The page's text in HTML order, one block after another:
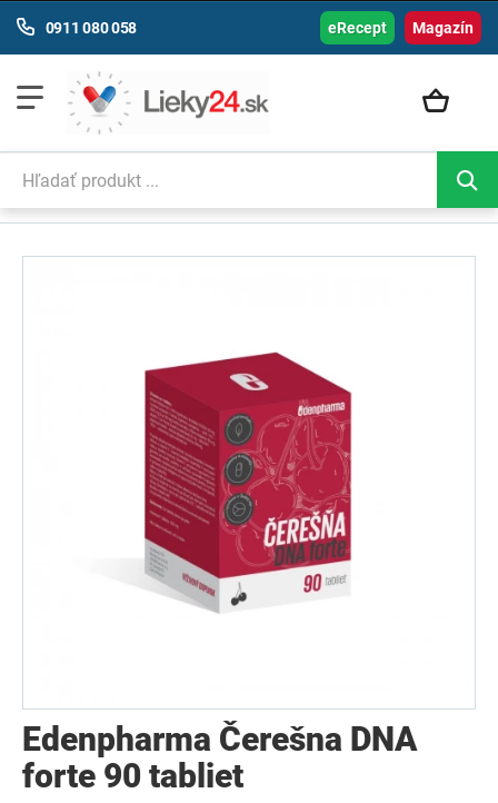
Magazín
0911 080 058 eRecept
Edenpharma Čerešna DNA
forte 90 tabliet